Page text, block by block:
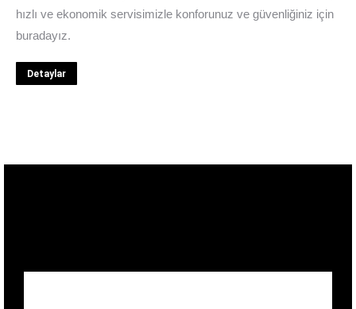
hızlı ve ekonomik servisimizle konforunuz ve güvenliğiniz için
buradayız.
Detaylar